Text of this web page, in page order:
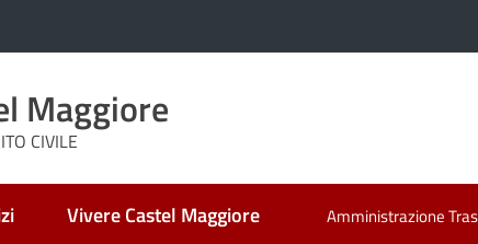
Maggiore
CIVILE
selezionatoVivere Castel Maggiore Amministrazione